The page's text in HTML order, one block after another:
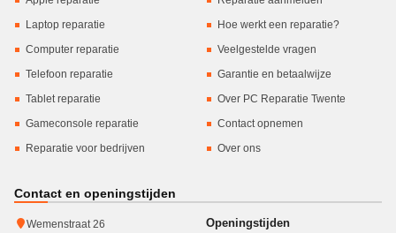
Laptop reparatie
Computer reparatie
Telefoon reparatie
Tablet reparatie
Gameconsole reparatie
Reparatie voor bedrijven
Hoe werkt een reparatie?
Veelgestelde vragen
Garantie en betaalwijze
Over PC Reparatie Twente
Contact opnemen
Over ons
Contact en openingstijden
Wemenstraat 26
Openingstijden